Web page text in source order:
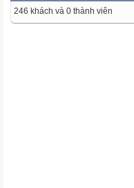
246 khách và 0 thành viên